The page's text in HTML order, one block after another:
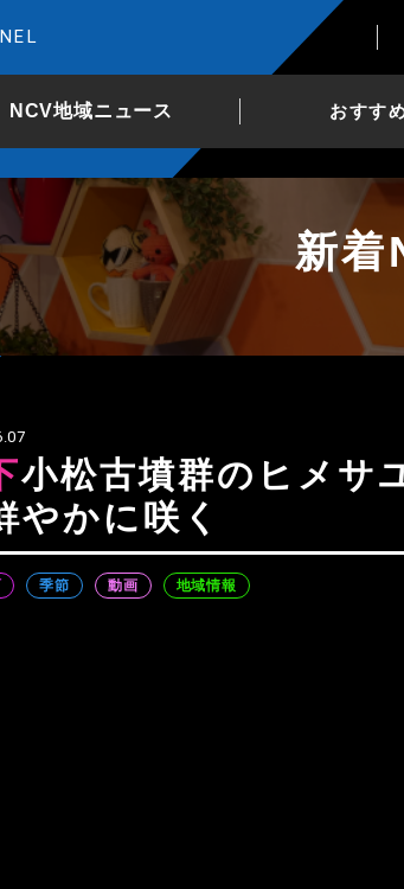
NCV地域ニュース おすす
新着
濡れよ
やかに咲く
季節 動画 地域情報